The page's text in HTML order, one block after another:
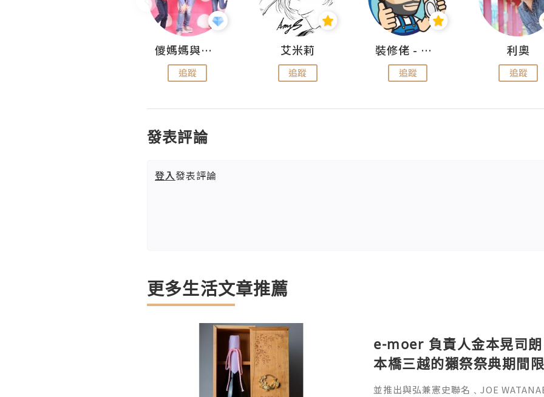
儍媽媽與兩隻小魔怪之家
追蹤
艾米莉
追蹤
裝修佬 - 香港一站式網上裝修平台
追蹤
利奧
追蹤
發表評論
登入發表評論
更多生活文章推薦
e-moer 負責人金本晃司
本橋三越的獺祭祭典期間
金属的東京銀器工匠一同
並推出與弘兼憲史聯名﹑JOE